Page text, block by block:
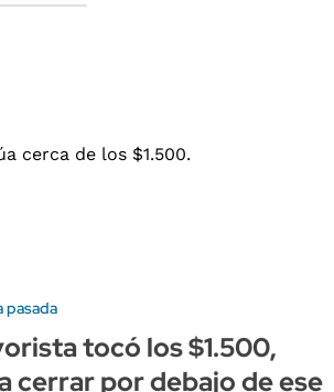
pasada
tocó los $1.500,
cerrar por debajo de ese